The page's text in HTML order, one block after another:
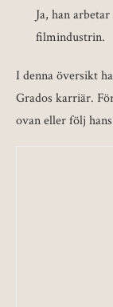
Ja, han
filmindustrin.
I denna översikt
Grados karriär.
ovan eller följ